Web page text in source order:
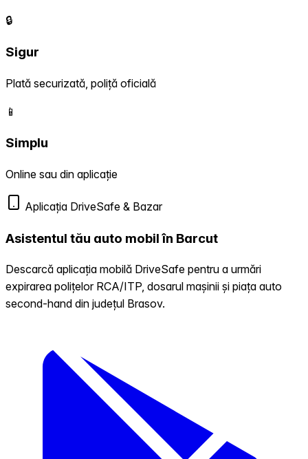
🔒
Sigur
Plată securizată, poliță oficială
📱
Simplu
Online sau din aplicație
Aplicația DriveSafe & Bazar
Asistentul tău auto mobil în Barcut
Descarcă aplicația mobilă DriveSafe pentru a urmări
expirarea polițelor RCA/ITP, dosarul mașinii și piața auto
second-hand din județul Brasov.